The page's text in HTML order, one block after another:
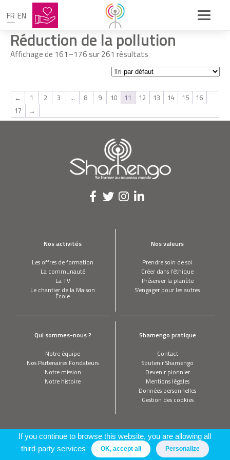
FR EN
Réduction de la pollution
Affichage de 161–176 sur 261 résultats
← 1 2 3 … 8 9 10 11 12 13 14 15
16
17
→
Nos activités
Les offres de formation
La communauté
La TV
Le chantier de la Maison
École
Nos valeurs
Prendre soin de soi
Créer dans l’éthique
Préserver la planète
S’engager pour les autres
Qui sommes-nous ?
Notre équipe
Nos Partenaires Fondateurs
Notre mission
Notre histoire
Shamengo pratique
Contact
Soutenir Shamengo
Devenir pionnier
Mentions légales
Données personnelles
Gestion des cookies
If you continue to browse this website, you are allowing all
third-party services
OK, accept all Personalize